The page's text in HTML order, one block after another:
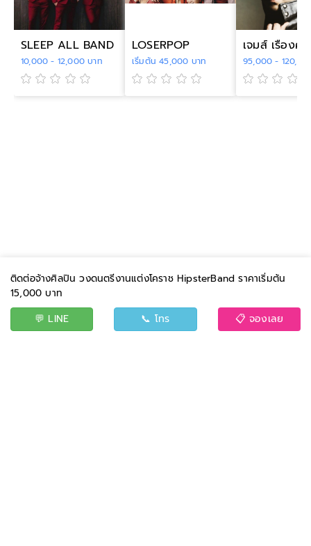
SLEEP ALL BAND
10,000 - 12,000 บาท
LOSERPOP
เริ่มต้น 45,000 บาท
เจมส์ เรืองศั
95,000 -
ติดต่อจ้างศิลปิน วงดนตรีงานแต่งโคราช HipsterBand ราคาเริ่มต้น
15,000 บาท
💬 LINE
📞 โทร 📋 จองเลย